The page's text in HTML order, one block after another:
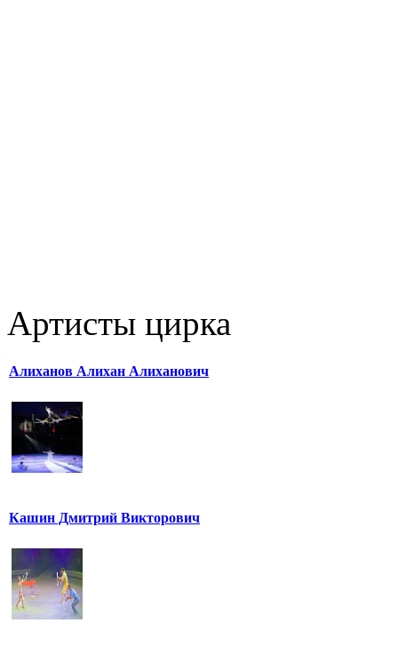
Артисты цирка
Алиханов Алихан Алиханович
Кашин Дмитрий Викторович